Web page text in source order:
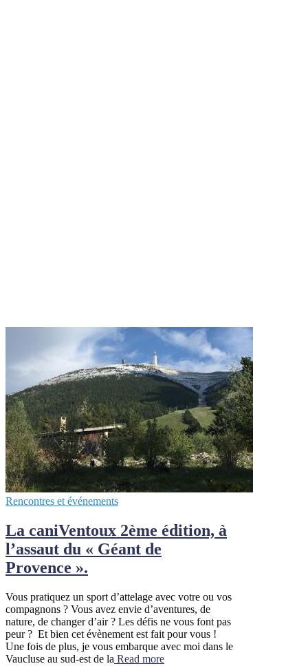
Rencontres et événements
La caniVentoux 2ème édition, à
l’assaut du « Géant de
Provence ».
Vous pratiquez un sport d’attelage avec votre ou vos
compagnons ? Vous avez envie d’aventures, de
nature, de changer d’air ? Les défis ne vous font pas
peur ? Et bien cet évènement est fait pour vous !
Une fois de plus, je vous embarque avec moi dans le
Vaucluse au sud-est de la Read more